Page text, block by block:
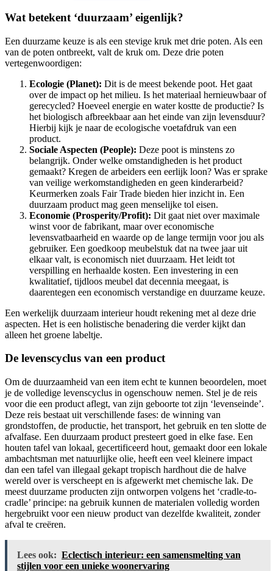
Wat betekent ‘duurzaam’ eigenlijk?
Een duurzame keuze is als een stevige kruk met drie poten. Als een
van de poten ontbreekt, valt de kruk om. Deze drie poten
vertegenwoordigen:
Ecologie (Planet): Dit is de meest bekende poot. Het gaat
over de impact op het milieu. Is het materiaal hernieuwbaar of
gerecycled? Hoeveel energie en water kostte de productie? Is
het biologisch afbreekbaar aan het einde van zijn levensduur?
Hierbij kijk je naar de ecologische voetafdruk van een
product.
Sociale Aspecten (People): Deze poot is minstens zo
belangrijk. Onder welke omstandigheden is het product
gemaakt? Kregen de arbeiders een eerlijk loon? Was er sprake
van veilige werkomstandigheden en geen kinderarbeid?
Keurmerken zoals Fair Trade bieden hier inzicht in. Een
duurzaam product mag geen menselijke tol eisen.
Economie (Prosperity/Profit): Dit gaat niet over maximale
winst voor de fabrikant, maar over economische
levensvatbaarheid en waarde op de lange termijn voor jou als
gebruiker. Een goedkoop meubelstuk dat na twee jaar uit
elkaar valt, is economisch niet duurzaam. Het leidt tot
verspilling en herhaalde kosten. Een investering in een
kwalitatief, tijdloos meubel dat decennia meegaat, is
daarentegen een economisch verstandige en duurzame keuze.
Een werkelijk duurzaam interieur houdt rekening met al deze drie
aspecten. Het is een holistische benadering die verder kijkt dan
alleen het groene labeltje.
De levenscyclus van een product
Om de duurzaamheid van een item echt te kunnen beoordelen, moet
je de volledige levenscyclus in ogenschouw nemen. Stel je de reis
voor die een product aflegt, van zijn geboorte tot zijn ‘levenseinde’.
Deze reis bestaat uit verschillende fases: de winning van
grondstoffen, de productie, het transport, het gebruik en ten slotte de
afvalfase. Een duurzaam product presteert goed in elke fase. Een
houten tafel van lokaal, gecertificeerd hout, gemaakt door een lokale
ambachtsman met natuurlijke olie, heeft een veel kleinere impact
dan een tafel van illegaal gekapt tropisch hardhout die de halve
wereld over is verscheept en is afgewerkt met chemische lak. De
meest duurzame producten zijn ontworpen volgens het ‘cradle-to-
cradle’ principe: na gebruik kunnen de materialen volledig worden
hergebruikt voor een nieuw product van dezelfde kwaliteit, zonder
afval te creëren.
Lees ook: Eclectisch interieur: een samensmelting van
stijlen voor een unieke woonervaring